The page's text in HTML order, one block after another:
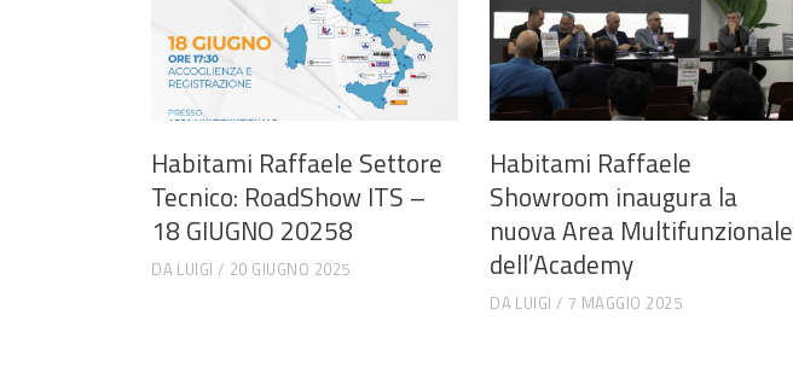
Habitami Raffaele Settore
Tecnico: RoadShow ITS –
18 GIUGNO 20258
DA LUIGI 20 GIUGNO 2025
Habitami Raffaele
Showroom inaugura la
nuova Area Multifunzionale
dell’Academy
DA LUIGI 7 MAGGIO 2025